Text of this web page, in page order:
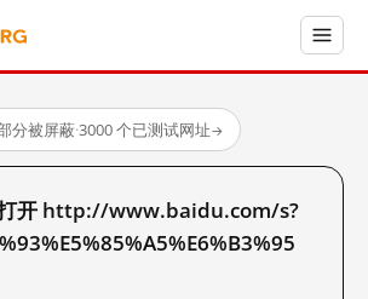
分被屏蔽·3000 个已测试网址→
开 http://www.baidu.com/s?